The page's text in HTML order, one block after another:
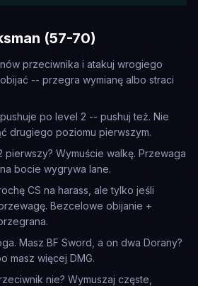
(57-70)
przeciwnika i atakuj wrogiego
-- przegra wymianę albo straci
po level 2 -- pushuj też. Nie
drugiego poziomu pierwszym.
pierwszy? Wymuście walkę. Przewaga
bocie wygrywa lane.
CS na harass, ale tylko jeśli
Bezcelowe obijanie +
Masz BF Sword, a on dwa Dorany?
masz więcej DMG.
nie? Wymuszaj częste,